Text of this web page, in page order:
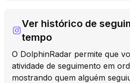
Ver histórico de
tempo
O DolphinRadar permite que
atividade de seguimento em
mostrando quem alguém